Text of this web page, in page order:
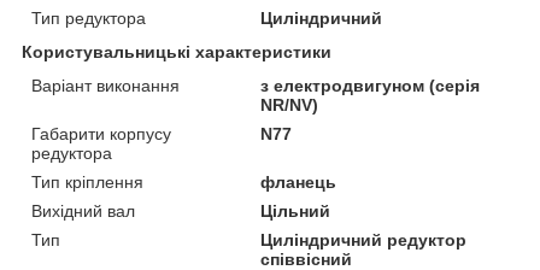
Тип редуктора
Циліндричний
Користувальницькі характеристики
Варіант виконання
з електродвигуном (серія
NR/NV)
Габарити корпусу
редуктора
N77
Тип кріплення
фланець
Вихідний вал
Цільний
Тип
Циліндричний редуктор
співвісний